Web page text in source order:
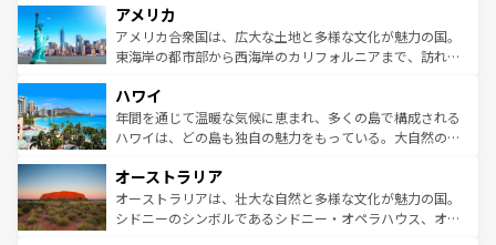
ンツ一覧を参照してほしい。
の建物がそのまま残る町や、スイスならではのユニークな
博物館もあり、アルプス観光だけでなく町歩きも満喫する
ことができる。国民の所得が高いため物価も高いが、旅行
ば市内交通費無料で観光を楽しむこともできる。 なお、新
着のスイス情報はコンテンツ一覧 を参照してほしい。
アメリカ
アメリカ合衆国は、広大な土地と多様な文化が魅力の国。
東海岸の都市部から西海岸のカリフォルニアまで、訪れる
のような巨大都市は、観光、ショッピング、エンターテイ
ンメントが詰まった刺激的なスポットだ。一方、アメリカ
西部には大自然が広がり、グランドキャニオンやイエロー
部のニューオーリンズでは、音楽と美食が融合した独特の
文化が魅力。旅行者はアメリカの各地域で異なる魅力を楽
しみながら、その多様性と豊かな歴史を感じることができ
ハワイ
年間を通じて温暖な気候に恵まれ、多くの島で構成される
ハワイは、どの島も独自の魅力をもっている。大自然の神
ワイ島は見逃せない。また、定番の観光地といえばオアフ
島だが、静かな自然を求めるならマウイ島やカウアイ島が
おすすめ。エメラルドグリーンに輝く海をはじめ、豊かな
オーストラリア
オーストラリアは、壮大な自然と多様な文化が魅力の国。
シドニーのシンボルであるシドニー・オペラハウス、オー